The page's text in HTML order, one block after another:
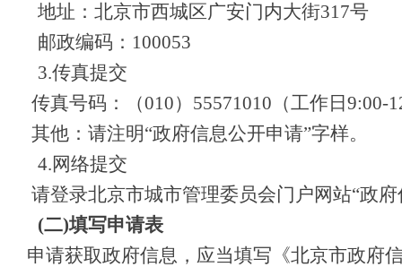
地址：北京市西城区广安门内大街317号
邮政编码：100053
3.传真提交
传真号码：（010）55571010（工作日9:00-
其他：请注明“政府信息公开申请”字样。
4.网络提交
请登录北京市城市管理委员会门户网站“政府
(二)填写申请表
申请获取政府信息，应当填写《北京市政府